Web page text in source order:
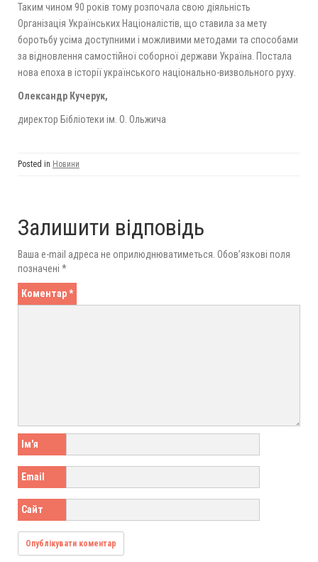
Таким чином 90 років тому розпочала свою діяльність
Організація Українських Націоналістів, що ставила за мету
боротьбу усіма доступними і можливими методами та способами
за відновлення самостійної соборної держави Україна. Постала
нова епоха в історії українського національно-визвольного руху.
Олександр Кучерук,
директор Бібліотеки ім. О. Ольжича
Posted in Новини
Залишити відповідь
Ваша e-mail адреса не оприлюднюватиметься. Обов’язкові поля
позначені *
Коментар*
Ім'я
Email
Сайт